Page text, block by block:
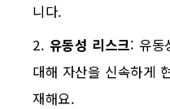
니다.
유동성 리스크: 유동
대해 자산을 신속하게
재해요.